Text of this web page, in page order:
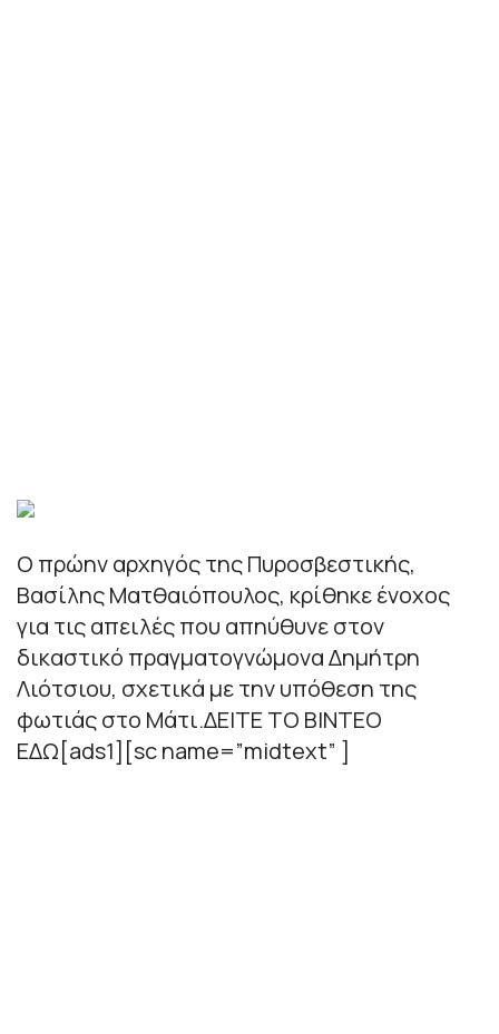
Ο πρώην αρχηγός της Πυροσβεστικής,
Βασίλης Ματθαιόπουλος, κρίθηκε ένοχος
για τις απειλές που απηύθυνε στον
δικαστικό πραγματογνώμονα Δημήτρη
Λιότσιου, σχετικά με την υπόθεση της
φωτιάς στο Μάτι.ΔΕΙΤΕ ΤΟ ΒΙΝΤΕΟ
ΕΔΩ[ads1][sc name=”midtext” ]